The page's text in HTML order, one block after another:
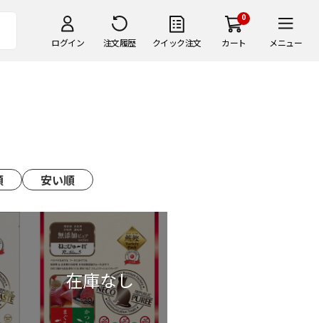
ログイン 注文履歴 クイック注文
0
カート メニュー
安い順